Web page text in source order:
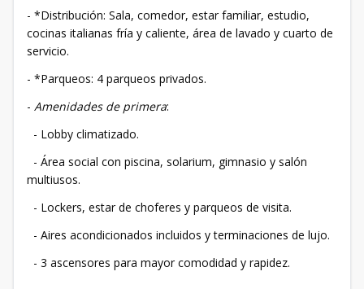
- *Distribución: Sala, comedor, estar familiar, estudio,
cocinas italianas fría y caliente, área de lavado y cuarto de
servicio.
- *Parqueos: 4 parqueos privados.
- Amenidades de primera:
- Lobby climatizado.
- Área social con piscina, solarium, gimnasio y salón
multiusos.
- Lockers, estar de choferes y parqueos de visita.
- Aires acondicionados incluidos y terminaciones de lujo.
- 3 ascensores para mayor comodidad y rapidez.